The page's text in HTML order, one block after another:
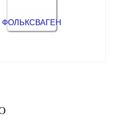
ФОЛЬКСВАГЕН